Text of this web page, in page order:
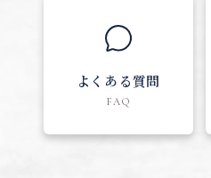
よくある質問
FAQ